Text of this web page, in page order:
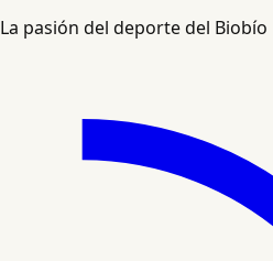
La pasión del deporte del Biobío